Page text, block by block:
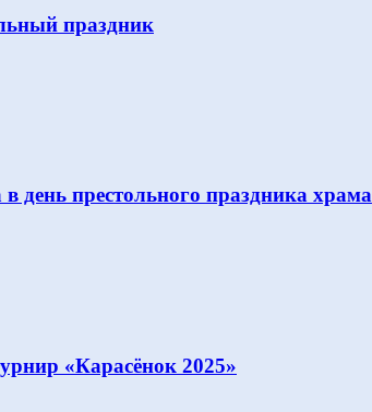
праздник
день престольного праздника храма
«Карасёнок 2025»